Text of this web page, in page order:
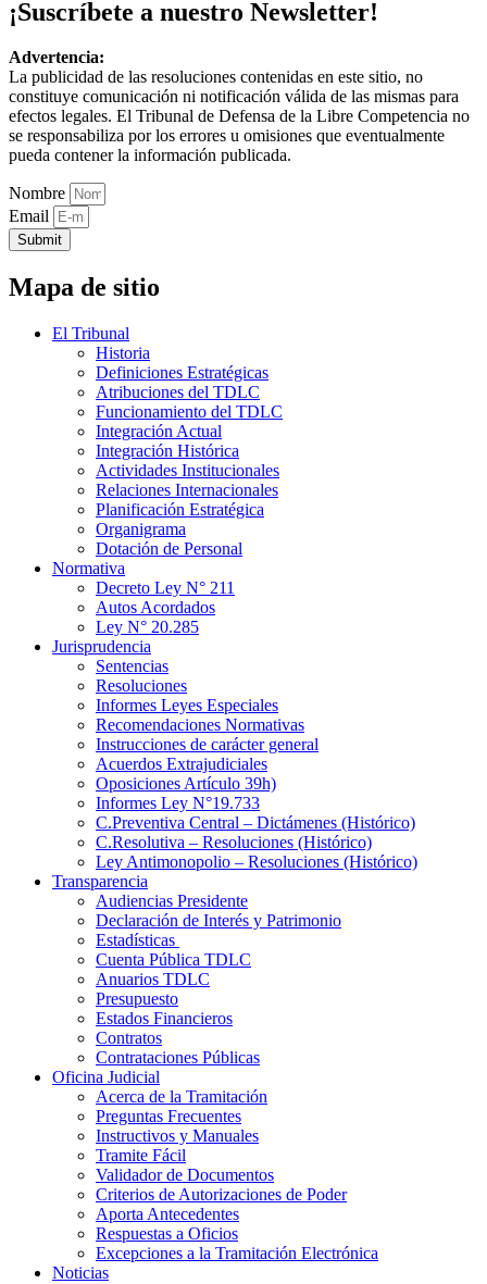
¡Suscríbete a nuestro Newsletter!
Advertencia:
La publicidad de las resoluciones contenidas en este sitio, no
constituye comunicación ni notificación válida de las mismas para
efectos legales. El Tribunal de Defensa de la Libre Competencia no
se responsabiliza por los errores u omisiones que eventualmente
pueda contener la información publicada.
Nombre
Email
Submit
Mapa de sitio
El Tribunal
Historia
Definiciones Estratégicas
Atribuciones del TDLC
Funcionamiento del TDLC
Integración Actual
Integración Histórica
Actividades Institucionales
Relaciones Internacionales
Planificación Estratégica
Organigrama
Dotación de Personal
Normativa
Decreto Ley N° 211
Autos Acordados
Ley N° 20.285
Jurisprudencia
Sentencias
Resoluciones
Informes Leyes Especiales
Recomendaciones Normativas
Instrucciones de carácter general
Acuerdos Extrajudiciales
Oposiciones Artículo 39h)
Informes Ley N°19.733
C.Preventiva Central – Dictámenes (Histórico)
C.Resolutiva – Resoluciones (Histórico)
Ley Antimonopolio – Resoluciones (Histórico)
Transparencia
Audiencias Presidente
Declaración de Interés y Patrimonio
Estadísticas
Cuenta Pública TDLC
Anuarios TDLC
Presupuesto
Estados Financieros
Contratos
Contrataciones Públicas
Oficina Judicial
Acerca de la Tramitación
Preguntas Frecuentes
Instructivos y Manuales
Tramite Fácil
Validador de Documentos
Criterios de Autorizaciones de Poder
Aporta Antecedentes
Respuestas a Oficios
Excepciones a la Tramitación Electrónica
Noticias